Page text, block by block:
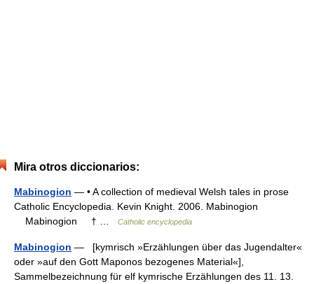
Mira otros diccionarios:
Mabinogion — • A collection of medieval Welsh tales in prose
Catholic Encyclopedia. Kevin Knight. 2006. Mabinogion
Mabinogion † …
Catholic encyclopedia
Mabinogion — [kymrisch »Erzählungen über das Jugendalter«
oder »auf den Gott Maponos bezogenes Material«],
Sammelbezeichnung für elf kymrische Erzählungen des 11. 13.